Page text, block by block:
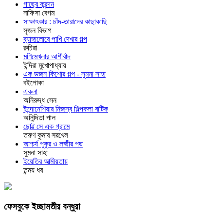
গাছের ক্রন্দন
নাফিসা বেগম
সাক্ষাৎকার : চাঁদ-তারাদের কাছাকাছি
সৃজন বিভাগ
ব্যাঙ্গালোরে পাখি দেখার গল্প
রুচিরা
মণিমেখলার আশীর্বাদ
ইন্দিরা মুখোপাধ্যায়
এক ডজন কিশোর গল্প - সুমনা সাহা
বইপোকা
একলা
অনিরুদ্ধ সেন
ইন্দোনেশিয়ার নিজস্ব শিল্পকলা বাটিক
অনিন্দিতা পাল
ছোট্ট সে এক গ্রামে
তরুণ কুমার সরখেল
আশ্চর্য পুকুর ও লক্ষ্মীর পদ্ম
সুমনা সাহা
ইয়েতির আত্মীয়তায়
তন্ময় ধর
ফেসবুকে ইচ্ছামতীর বন্ধুরা